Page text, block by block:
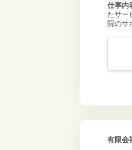
仕事内
たサー
院のサ
有限会